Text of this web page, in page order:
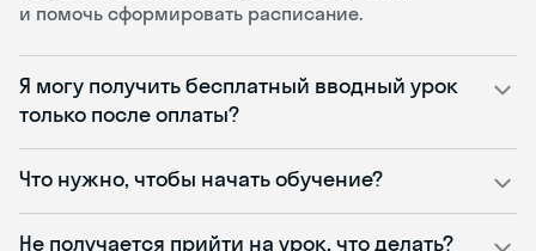
и помочь сформировать расписание.
Я могу получить бесплатный вводный урок
только после оплаты?
Что нужно, чтобы начать обучение?
Не получается прийти на урок, что делать?